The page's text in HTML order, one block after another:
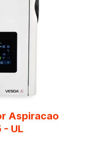
Aspiracao
- UL